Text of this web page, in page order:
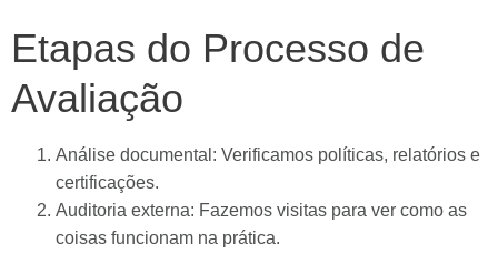
Etapas do Processo de
Avaliação
Análise documental: Verificamos políticas, relatórios e
certificações.
Auditoria externa: Fazemos visitas para ver como as
coisas funcionam na prática.